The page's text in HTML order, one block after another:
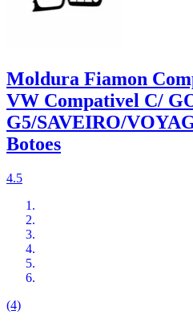
Moldura Fiamon
VW Compativel C/
G5/SAVEIRO/
Botoes
4.5
(4)